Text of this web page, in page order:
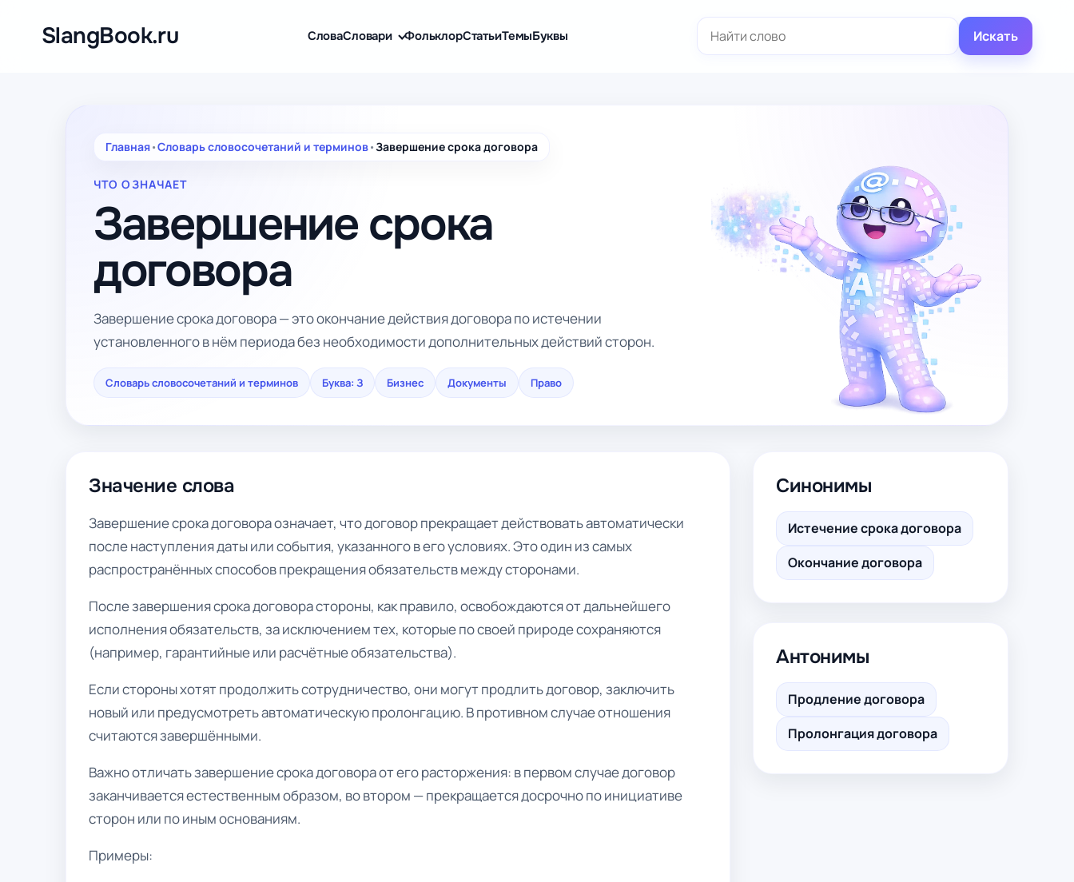
содержимомуSlangBook.ru СловаСловари ФольклорСтатьиТемыБуквы Искать
Главная•Словарь словосочетаний и терминов•Завершение срока договора
ЧТО ОЗНАЧАЕТ
Завершение срока
договора
Завершение срока договора — это окончание действия договора по истечении
установленного в нём периода без необходимости дополнительных действий сторон.
Словарь словосочетаний и терминов Буква: З Бизнес Документы Право
Значение слова
Завершение срока договора означает, что договор прекращает действовать автоматически
после наступления даты или события, указанного в его условиях. Это один из самых
распространённых способов прекращения обязательств между сторонами.
После завершения срока договора стороны, как правило, освобождаются от дальнейшего
исполнения обязательств, за исключением тех, которые по своей природе сохраняются
(например, гарантийные или расчётные обязательства).
Если стороны хотят продолжить сотрудничество, они могут продлить договор, заключить
новый или предусмотреть автоматическую пролонгацию. В противном случае отношения
считаются завершёнными.
Важно отличать завершение срока договора от его расторжения: в первом случае договор
заканчивается естественным образом, во втором — прекращается досрочно по инициативе
сторон или по иным основаниям.
Примеры:
Синонимы
Истечение срока договора
Окончание договора
Антонимы
Продление договора
Пролонгация договора